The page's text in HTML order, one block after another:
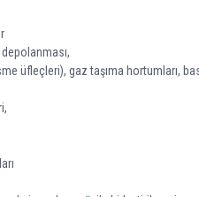
üfleçleri), gaz taşıma hortumları,